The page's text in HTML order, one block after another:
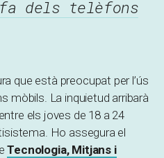
dels telèfons
que està preocupat per l’ús
mòbils. La inquietud arribarà
els joves de 18 a 24
Ho assegura el
Tecnologia, Mitjans i